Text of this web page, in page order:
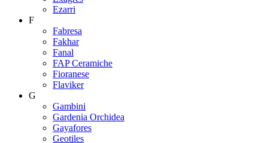
Ezarri
F
Fabresa
Fakhar
Fanal
FAP Ceramiche
Fioranese
Flaviker
G
Gambini
Gardenia Orchidea
Gayafores
Geotiles